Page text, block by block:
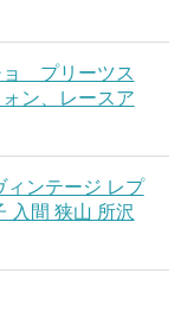
プリーツス
ン、レースア
ィンテージ レプ
入間 狭山 所沢